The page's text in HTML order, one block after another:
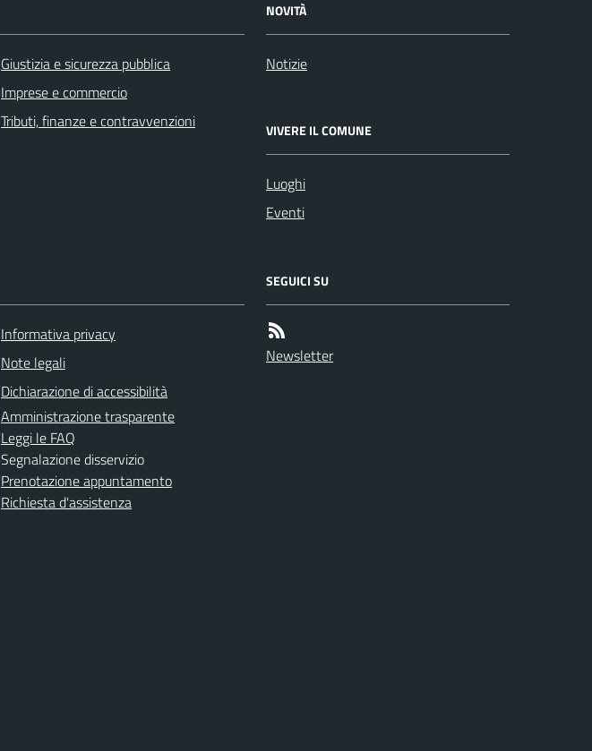
Giustizia e sicurezza pubblica
Imprese e commercio
Tributi, finanze e contravvenzioni
NOVITÀ
Notizie
VIVERE IL COMUNE
Luoghi
Eventi
Informativa privacy
Note legali
Dichiarazione di accessibilità
Amministrazione trasparente
Leggi le FAQ
Segnalazione disservizio
Prenotazione appuntamento
Richiesta d'assistenza
SEGUICI SU
Newsletter